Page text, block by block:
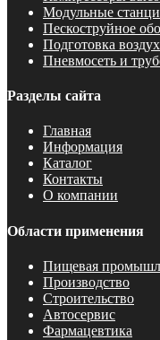
Модульные
Пескоструйное
Подготовка
Пневмосеть и
Разделы сайта
Главная
Информация
Каталог
Контакты
О компании
Области применения
Пищевая
Производство
Строительство
Автосервис
Фармацевтика